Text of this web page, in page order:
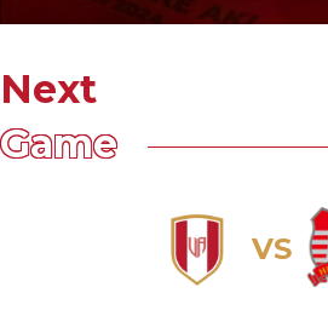
Next
Game
VS